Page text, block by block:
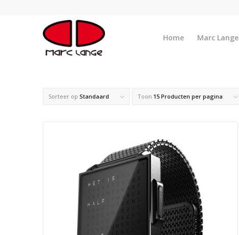
Home Marc Lange
Sorteer op Standaard Toon 15 Producten per pagina